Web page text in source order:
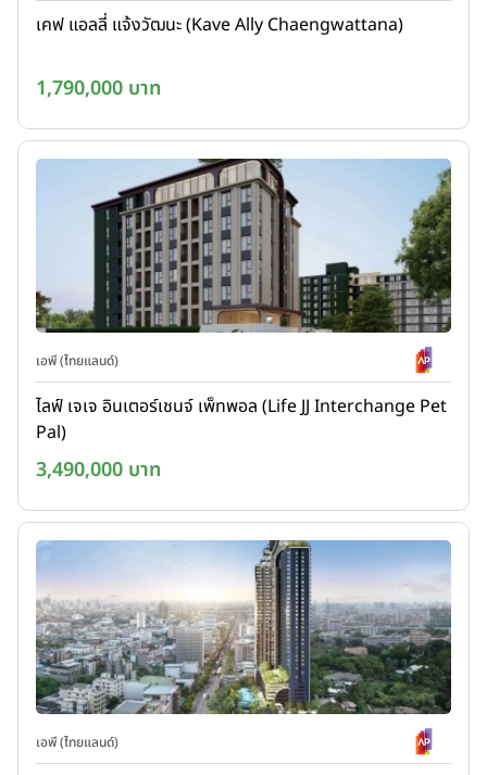
เคฟ แอลลี่ แจ้งวัฒนะ (Kave Ally Chaengwattana)
1,790,000 บาท
เอพี (ไทยแลนด์)
ไลฟ์ เจเจ อินเตอร์เชนจ์ เพ็ทพอล (Life JJ Interchange Pet
Pal)
3,490,000 บาท
เอพี (ไทยแลนด์)